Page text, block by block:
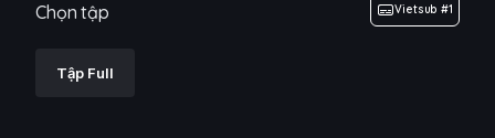
Chọn tập Vietsub #1
Tập Full